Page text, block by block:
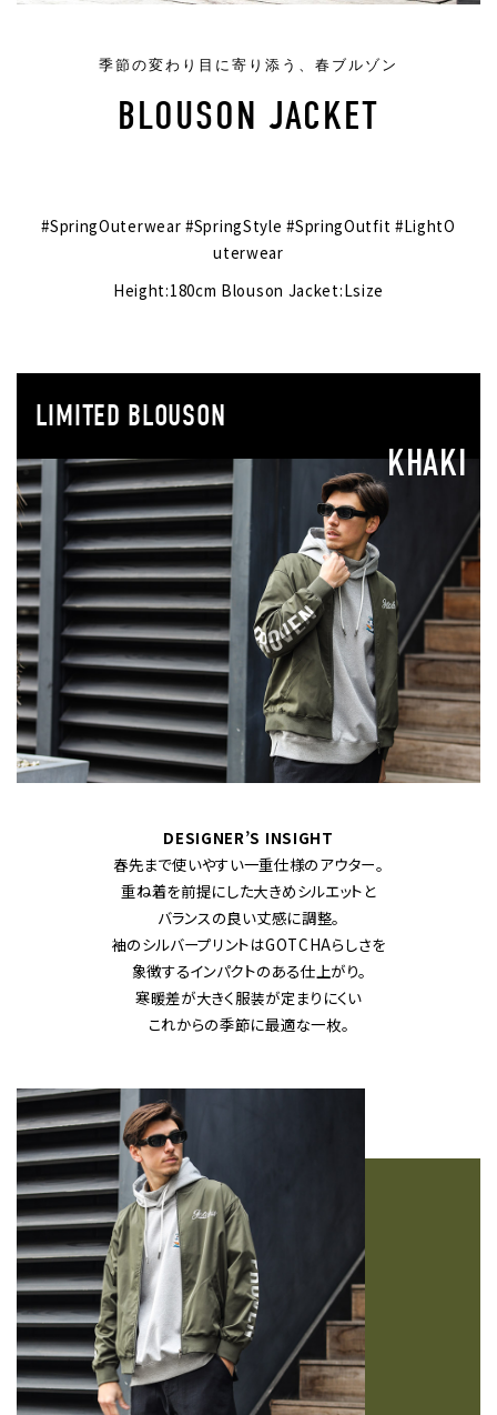
季節の変わり目に寄り添う、春ブルゾン
BLOUSON JACKET
#SpringOuterwear #SpringStyle #SpringOutfit #LightO
uterwear
Height:180cm Blouson Jacket:Lsize
LIMITED BLOUSON
KHAKI
DESIGNER’S INSIGHT
春先まで使いやすい一重仕様のアウター。
重ね着を前提にした大きめシルエットと
バランスの良い丈感に調整。
袖のシルバープリントはGOTCHAらしさを
象徴するインパクトのある仕上がり。
寒暖差が大きく服装が定まりにくい
これからの季節に最適な一枚。